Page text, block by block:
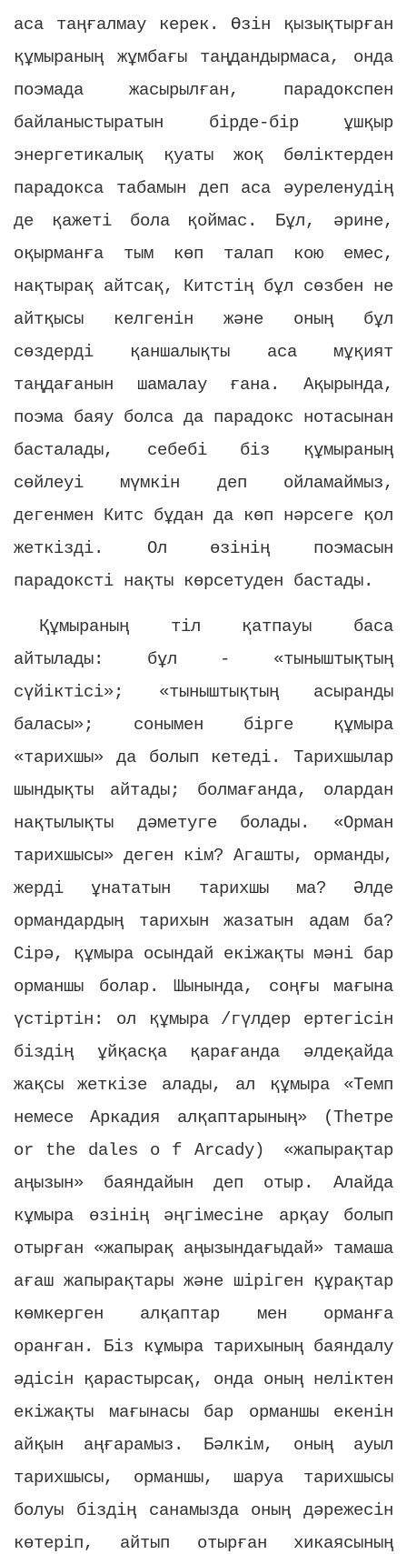
аса таңғалмау керек. Өзін қызықтырған
құмыраның жұмбағы таңдандырмаса, онда
поэмада жасырылған, парадокспен
байланыстыратын бірде-бір ұшқыр
энергетикалық қуаты жоқ бөліктерден
парадокса табамын деп аса әуреленудің
де қажеті бола қоймас. Бұл, әрине,
оқырманға тым көп талап кою емес,
нақтырақ айтсақ, Китстің бұл сөзбен не
айтқысы келгенін және оның бұл
сөздерді қаншалықты аса мұқият
таңдағанын шамалау ғана. Ақырында,
поэма баяу болса да парадокс нотасынан
басталады, себебі біз құмыраның
сөйлеуі мүмкін деп ойламаймыз,
дегенмен Китс бұдан да көп нәрсеге қол
жеткізді. Ол өзінің поэмасын
парадоксті нақты көрсетуден бастады.
Құмыраның тіл қатпауы баса
айтылады: бұл - «тыныштықтың
сүйіктісі»; «тыныштықтың асыранды
баласы»; сонымен бірге құмыра
«тарихшы» да болып кетеді. Тарихшылар
шындықты айтады; болмағанда, олардан
нақтылықты дәметуге болады. «Орман
тарихшысы» деген кім? Агашты, орманды,
жерді ұнататын тарихшы ма? Әлде
ормандардың тарихын жазатын адам ба?
Сірә, құмыра осындай екіжақты мәні бар
орманшы болар. Шынында, соңғы мағына
үстіртін: ол құмыра /гүлдер ертегісін
біздің ұйқасқа қарағанда әлдеқайда
жақсы жеткізе алады, ал құмыра «Темп
немесе Аркадия алқаптарының» (Тһетре
or
the dales o f Arcady) «жапырақтар
аңызын» баяндайын деп отыр. Алайда
кұмыра өзінің әңгімесіне арқау болып
отырған «жапырақ аңызындағыдай» тамаша
ағаш жапырақтары және шіріген құрақтар
көмкерген алқаптар мен орманға
оранған. Біз кұмыра тарихының баяндалу
әдісін қарастырсақ, онда оның неліктен
екіжақты мағынасы бар орманшы екенін
айқын аңғарамыз. Бәлкім, оның ауыл
тарихшысы, орманшы, шаруа тарихшысы
болуы біздің санамызда оның дәрежесін
көтеріп, айтып отырған хикаясының